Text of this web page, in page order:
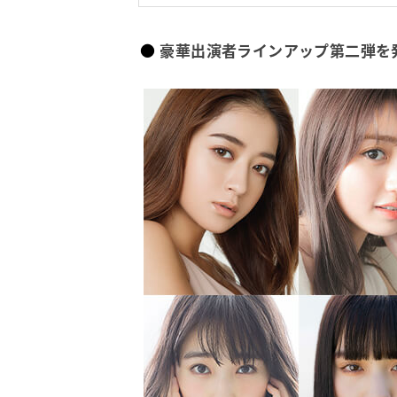
豪華出演者ラインアップ第二弾を